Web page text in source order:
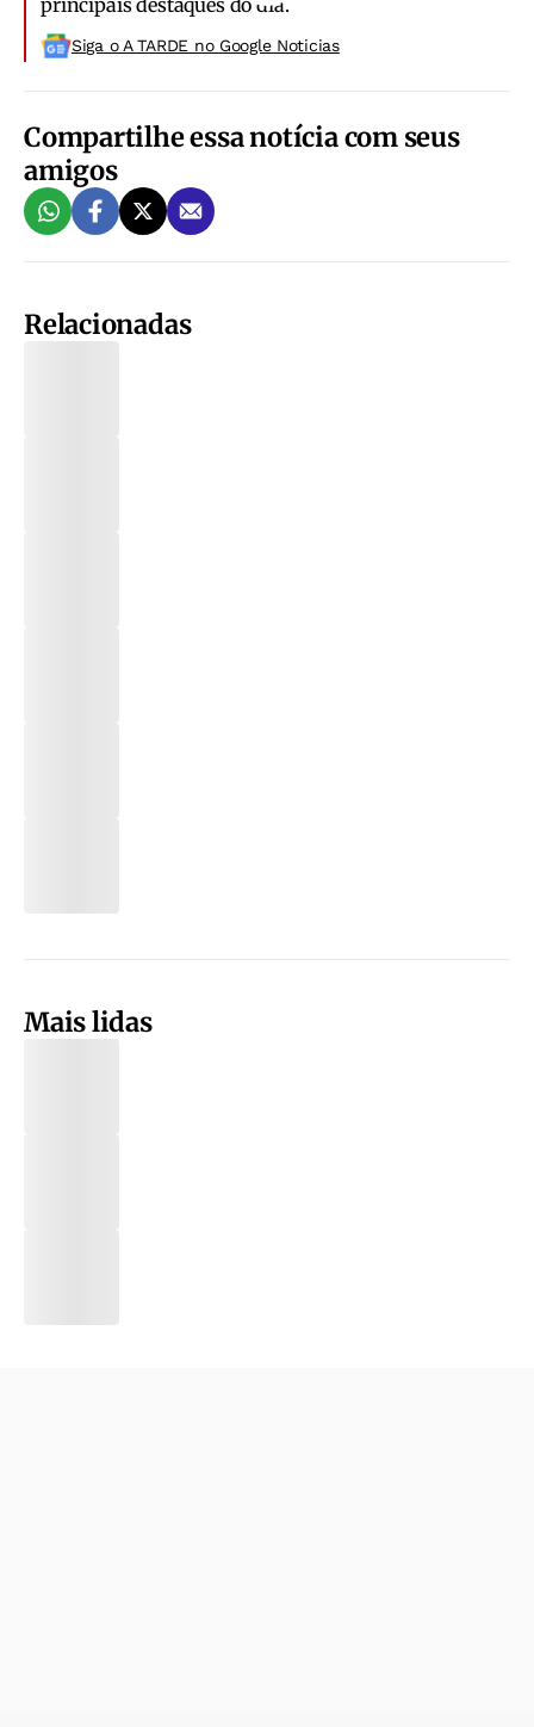
principais destaques do dia.
Siga o A TARDE no Google Noticias
Compartilhe essa notícia com seus
amigos
Relacionadas
Mais lidas